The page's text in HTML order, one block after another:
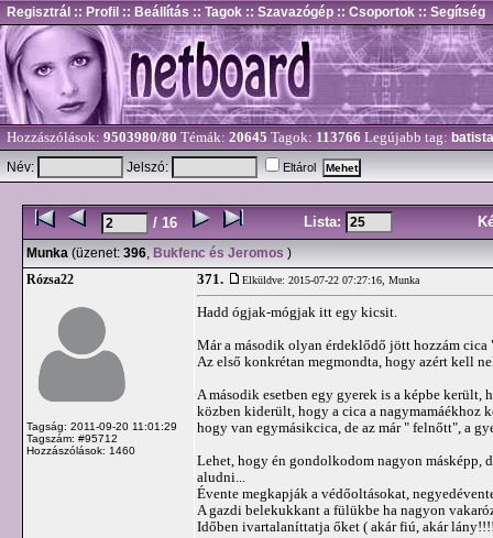
Regisztrál :: Profil :: Beállítás :: Tagok :: Szavazógép :: Csoportok :: Segítség
Hozzászólások: 9503980/80 Témák: 20645 Tagok: 113766 Legújabb tag: batista
Név:
Jelszó: Eltárol
/ 16 Lista:
Munka (üzenet: 396, Bukfenc és Jeromos )
Rózsa22
Tagság: 2011-09-20 11:01:29
Tagszám: #95712
Hozzászólások: 1460
371. Elküldve: 2015-07-22 07:27:16, Munka
Hadd ógjak-mógjak itt egy kicsit.
Már a második olyan érdeklődő jött hozzám
Az első konkrétan megmondta, hogy azért kell
A második esetben egy gyerek is a képbe
közben kiderült, hogy a cica a nagymamáékhoz
hogy van egymásikcica, de az már " felnőtt", a
Lehet, hogy én gondolkodom nagyon másképp,
aludni...
Évente megkapják a védőoltásokat,
A gazdi belekukkant a fülükbe ha nagyon
Időben ivartalaníttatja őket ( akár fiú, akár